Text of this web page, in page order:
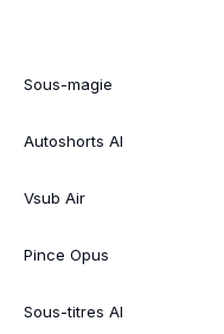
Sous-magie
Autoshorts AI
Vsub Air
Pince Opus
Sous-titres AI